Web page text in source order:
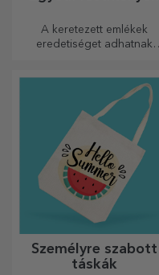
A keretezett emlékek
eredetiséget adhatnak
megalkothatják saját
történetét!
Személyre szabott
táskák